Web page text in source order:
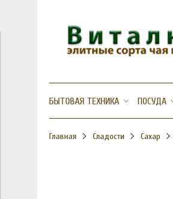
БЫТОВАЯ ТЕХНИКА ПОСУДА
Главная Сладости Сахар